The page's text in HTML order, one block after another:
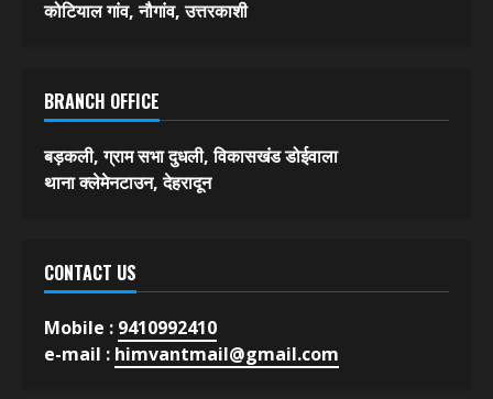
कोटियाल गांव, नौगांव, उत्तरकाशी
BRANCH OFFICE
बड़कली, ग्राम सभा दुधली, विकासखंड डोईवाला
थाना क्लेमेनटाउन, देहरादून
CONTACT US
Mobile : 9410992410
e-mail : himvantmail@gmail.com